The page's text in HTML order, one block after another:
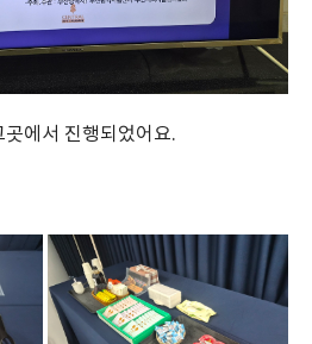
에서 진행되었어요.